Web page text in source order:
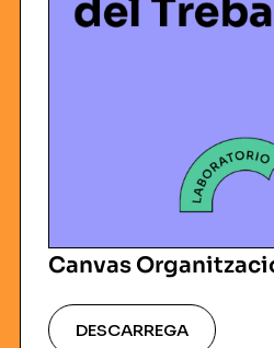
Canvas
DESCARREGA